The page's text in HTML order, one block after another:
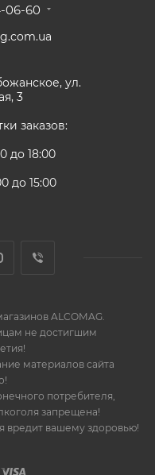
06-60
ул.
3
заказов:
до 18:00
до 15:00
ALCOMAG.
не достигшим
материалов сайта
потребителя,
запрещена!
вредит вашему здоровью!